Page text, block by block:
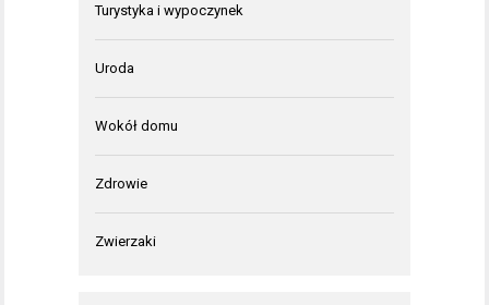
Turystyka i wypoczynek
Uroda
Wokół domu
Zdrowie
Zwierzaki